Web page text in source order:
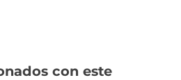
con este